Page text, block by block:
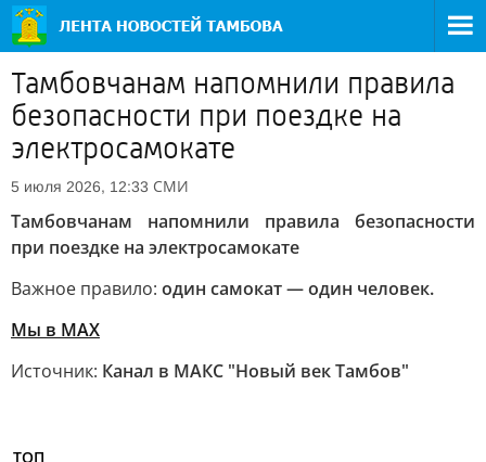
Тамбовчанам напомнили правила
безопасности при поездке на
электросамокате
5 июля 2026, 12:33 СМИ
Тамбовчанам напомнили правила безопасности
при поездке на электросамокате
Важное правило: один самокат — один человек.
Мы в MAX
Источник: Канал в МАКС "Новый век Тамбов"
ТОП